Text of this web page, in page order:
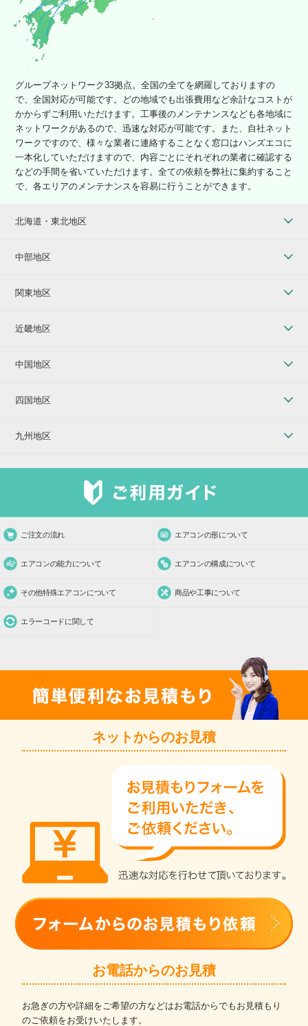
グループネットワーク33拠点。全国の全てを網羅しておりますの
で、全国対応が可能です。どの地域でも出張費用など余計なコストが
かからずご利用いただけます。工事後のメンテナンスなども各地域に
ネットワークがあるので、迅速な対応が可能です。また、自社ネット
ワークですので、様々な業者に連絡することなく窓口はハンズエコに
一本化していただけますので、内容ごとにそれぞれの業者に確認する
などの手間を省いていただけます。全ての依頼を弊社に集約すること
で、各エリアのメンテナンスを容易に行うことができます。
北海道・東北地区
中部地区
関東地区
近畿地区
中国地区
四国地区
九州地区
ご注文の流れ エアコンの形について
エアコンの能力について エアコンの構成について
その他特殊エアコンについて 商品や工事について
エラーコードに関して
ネットからのお見積
お電話からのお見積
お急ぎの方や詳細をご希望の方などはお電話からでもお見積もり
のご依頼をお受けいたします。